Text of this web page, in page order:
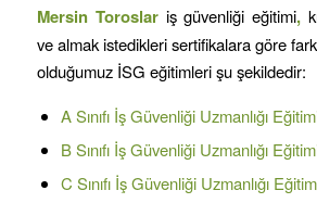
Mersin Toroslar iş güvenliği eğitimi,
ve almak istedikleri sertifikalara göre
olduğumuz İSG eğitimleri şu şekildedir:
A Sınıfı İş Güvenliği Uzmanlığı
B Sınıfı İş Güvenliği Uzmanlığı
C Sınıfı İş Güvenliği Uzmanlığı